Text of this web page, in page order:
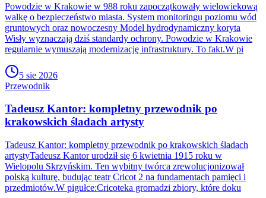
Powodzie w Krakowie w 988 roku zapoczątkowały wielowiekową
walkę o bezpieczeństwo miasta. System monitoringu poziomu wód
gruntowych oraz nowoczesny Model hydrodynamiczny koryta
Wisły wyznaczają dziś standardy ochrony. Powodzie w Krakowie
regularnie wymuszają modernizację infrastruktury. To fakt.W pi
5 sie 2026
Przewodnik
Tadeusz Kantor: kompletny przewodnik po
krakowskich śladach artysty
Tadeusz Kantor: kompletny przewodnik po krakowskich śladach
artystyTadeusz Kantor urodził się 6 kwietnia 1915 roku w
Wielopolu Skrzyńskim. Ten wybitny twórca zrewolucjonizował
polską kulturę, budując teatr Cricot 2 na fundamentach pamięci i
przedmiotów.W pigułce:Cricoteka gromadzi zbiory, które doku